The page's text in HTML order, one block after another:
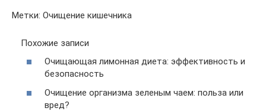
Метки: Очищение кишечника
Похожие записи
Очищающая лимонная диета: эффективность и
безопасность
Очищение организма зеленым чаем: польза или
вред?